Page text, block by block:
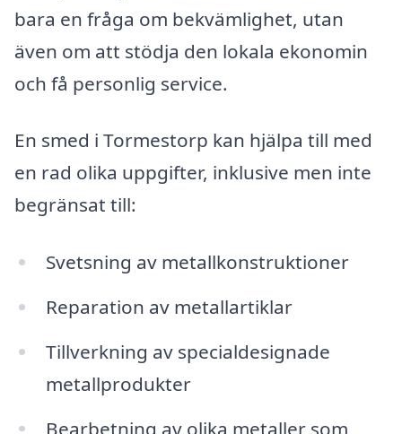
bara en fråga om bekvämlighet, utan
även om att stödja den lokala ekonomin
och få personlig service.
En smed i Tormestorp kan hjälpa till med
en rad olika uppgifter, inklusive men inte
begränsat till:
Svetsning av metallkonstruktioner
Reparation av metallartiklar
Tillverkning av specialdesignade
metallprodukter
Bearbetning av olika metaller som